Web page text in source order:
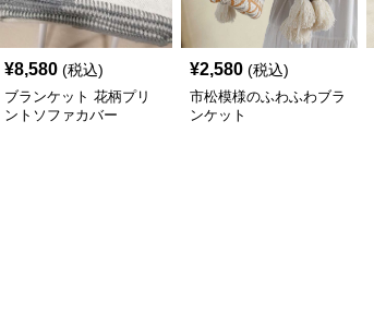
¥8,580 (税込)
ブランケット 花柄プリ
ントソファカバー
¥2,580 (税込)
市松模様のふわふわブラ
ンケット